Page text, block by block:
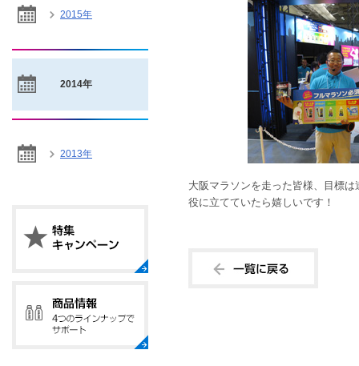
大阪マラソンを走った皆様、目標
役に立てていたら嬉しいです！
2015年
2014年
2013年